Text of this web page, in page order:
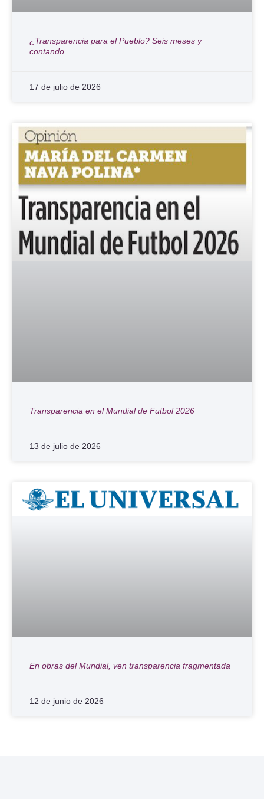
¿Transparencia para el Pueblo? Seis meses y
contando
17 de julio de 2026
Transparencia en el Mundial de Futbol 2026
13 de julio de 2026
En obras del Mundial, ven transparencia fragmentada
12 de junio de 2026